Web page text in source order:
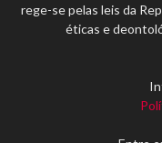
rege-se pelas leis da
éticas e